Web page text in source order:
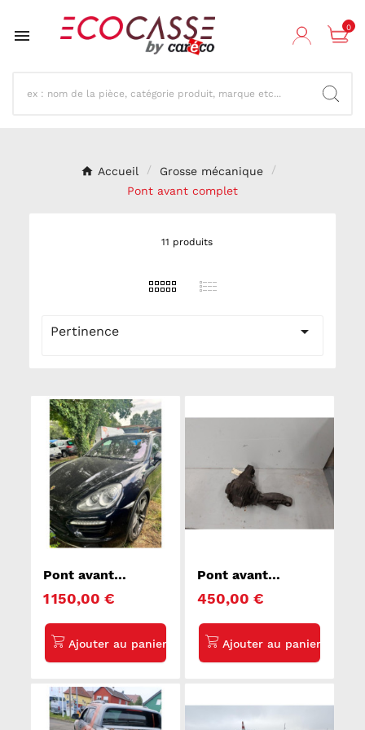
 0
Accueil
Grosse mécanique
Pont avant complet
11 produits
Pertinence 
Pont avant
CAYENNE 2
1 150,00 €
Pont avant
MERCEDES
450,00 €